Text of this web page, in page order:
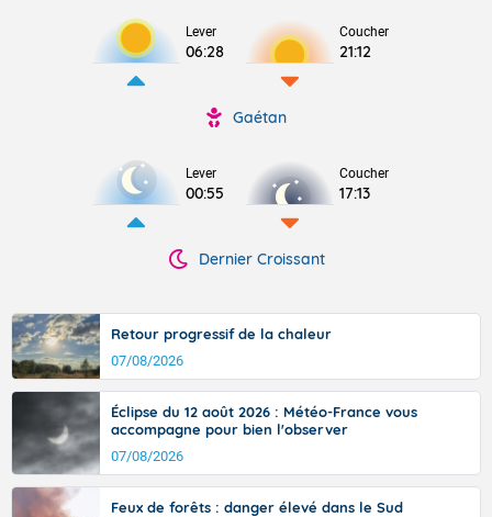
Lever
06:28
Coucher
21:12
Gaétan
Lever
00:55
Coucher
17:13
Dernier Croissant
Retour progressif de la chaleur
07/08/2026
Éclipse du 12 août 2026 : Météo-France vous
accompagne pour bien l'observer
07/08/2026
Feux de forêts : danger élevé dans le Sud